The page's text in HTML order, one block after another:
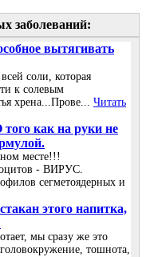
заболеваний:
вытягивать
соли, которая
к солевым
хрена...Прове... Читать
как на руки не
месте!!!
- ВИРУС.
сегметоядерных и
этого напитка,
мы сразу же это
тошнота,